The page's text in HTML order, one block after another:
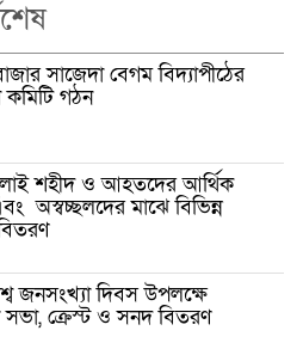
সাজেদা বেগম বিদ্যাপীঠের
কমিটি গঠন
শহীদ ও আহতদের আর্থিক
অস্বচ্ছলদের মাঝে বিভিন্ন
জনসংখ্যা দিবস উপলক্ষে
ক্রেস্ট ও সনদ বিতরণ